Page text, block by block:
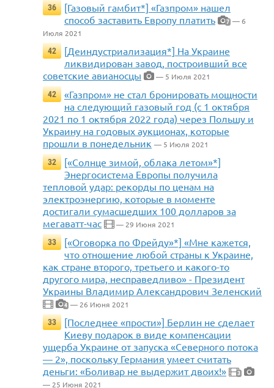
36
[Газовый гамбит*] «Газпром» нашел
способ заставить Европу платить
7 — 6
Июля 2021
42
[Деиндустриализация*] На Украине
ликвидирован завод, построивший все
советские авианосцы
— 5 Июля 2021
42
«Газпром» не стал бронировать мощности
на следующий газовый год (с 1 октября
2021 по 1 октября 2022 года) через Польшу и
Украину на годовых аукционах, которые
прошли в понедельник — 5 Июля 2021
32
[«Солнце зимой, облака летом»*]
Энергосистема Европы получила
тепловой удар: рекорды по ценам на
электроэнергию, которые в моменте
достигали сумасшедших 100 долларов за
мегаватт-час
— 29 Июня 2021
33
[«Оговорка по Фрейду»*] «Мне кажется,
что отношение любой страны к Украине,
как стране второго, третьего и какого-то
другого мира, несправедливо» - Президент
Украины Владимир Александрович Зеленский
4 — 26 Июня 2021
33
[Последнее «прости»] Берлин не сделает
Киеву подарок в виде компенсации
ущерба Украине от запуска «Северного потока
— 2», поскольку Германия умеет считать
деньги: «Боливар не выдержит двоих!»
3
— 25 Июня 2021